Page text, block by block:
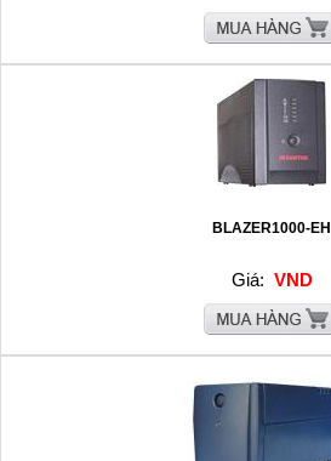
BLAZER1000-EH
Giá: VND